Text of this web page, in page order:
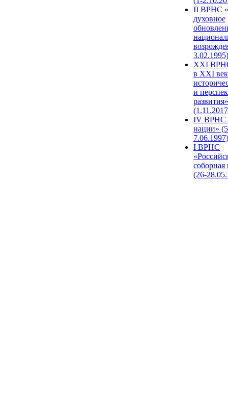
II ВРНС
духовное
3.02.1995)
XХI
в XXI
и
развития»
IV ВРНС
нации»
7.06.1997)
I ВРНС
(26-